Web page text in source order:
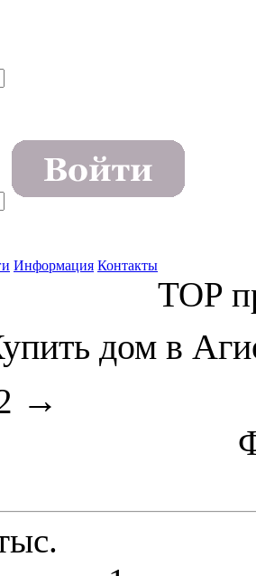
Информация Контакты
TOP
дом в
→